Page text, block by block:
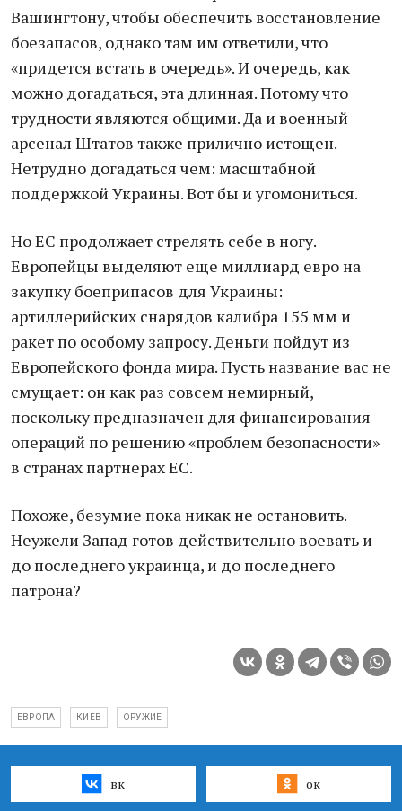
Вашингтону, чтобы обеспечить восстановление
боезапасов, однако там им ответили, что
«придется встать в очередь». И очередь, как
можно догадаться, эта длинная. Потому что
трудности являются общими. Да и военный
арсенал Штатов также прилично истощен.
Нетрудно догадаться чем: масштабной
поддержкой Украины. Вот бы и угомониться.
Но ЕС продолжает стрелять себе в ногу.
Европейцы выделяют еще миллиард евро на
закупку боеприпасов для Украины:
артиллерийских снарядов калибра 155 мм и
ракет по особому запросу. Деньги пойдут из
Европейского фонда мира. Пусть название вас не
смущает: он как раз совсем немирный,
поскольку предназначен для финансирования
операций по решению «проблем безопасности»
в странах партнерах ЕС.
Похоже, безумие пока никак не остановить.
Неужели Запад готов действительно воевать и
до последнего украинца, и до последнего
патрона?
ЕВРОПА КИЕВ ОРУЖИЕ
вк ок